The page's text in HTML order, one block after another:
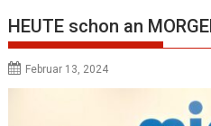
HEUTE schon an
Februar 13, 2024